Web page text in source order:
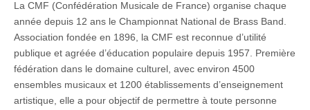
La CMF (Confédération Musicale de France) organise chaque
année depuis 12 ans le Championnat National de Brass Band.
Association fondée en 1896, la CMF est reconnue d’utilité
publique et agréée d’éducation populaire depuis 1957. Première
fédération dans le domaine culturel, avec environ 4500
ensembles musicaux et 1200 établissements d’enseignement
artistique, elle a pour objectif de permettre à toute personne